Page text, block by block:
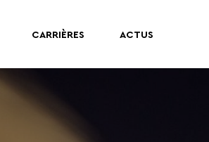
CARRIÈRES ACTUS